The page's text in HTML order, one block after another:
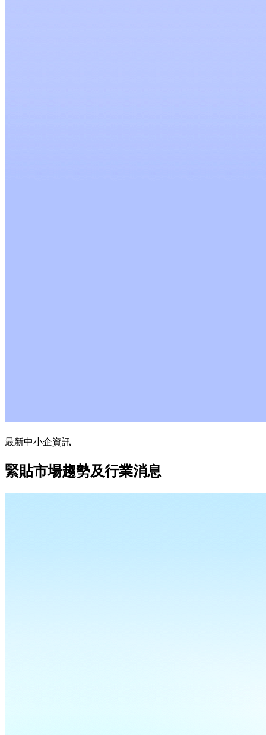
最新中小企資訊
緊貼市場趨勢及行業消息